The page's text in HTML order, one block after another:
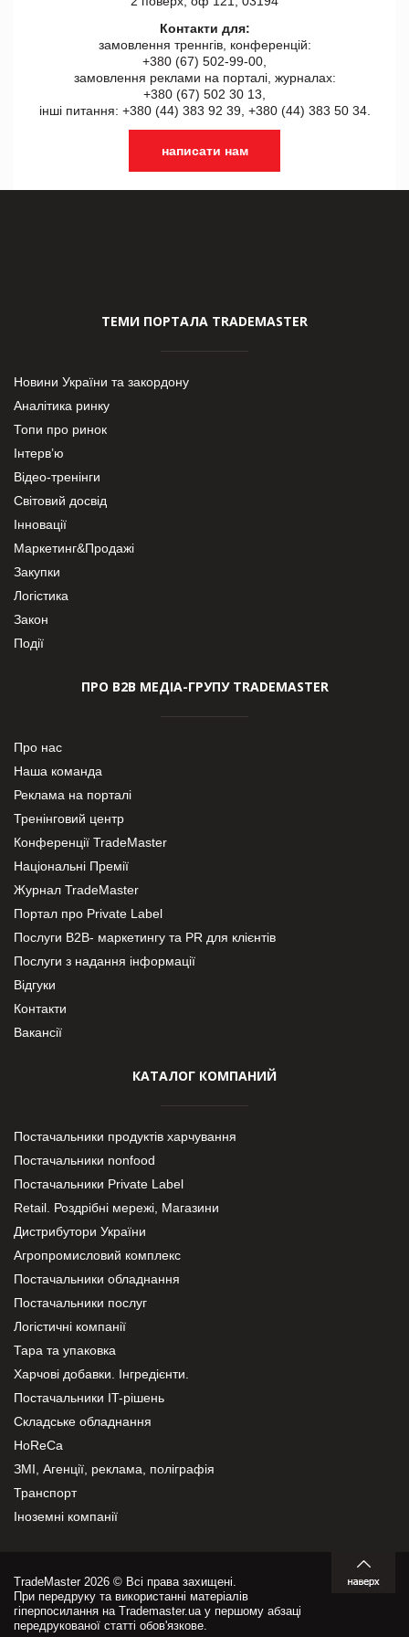
Контакти для:
замовлення треннгів, конференцій:
+380 (67) 502-99-00,
замовлення реклами на порталі, журналах:
+380 (67) 502 30 13,
інші питання: +380 (44) 383 92 39, +380 (44) 383 50 34.
написати нам
ТЕМИ ПОРТАЛА TRADEMASTER
Новини України та закордону
Аналітика ринку
Топи про ринок
Інтерв’ю
Відео-тренінги
Світовий досвід
Інновації
Маркетинг&Продажі
Закупки
Логістика
Закон
Події
ПРО В2В МЕДІА-ГРУПУ TRADEMASTER
Про нас
Наша команда
Реклама на порталі
Тренінговий центр
Конференції TradeMaster
Національні Премії
Журнал TradeMaster
Портал про Private Label
Послуги В2В- маркетингу та PR для клієнтів
Послуги з надання інформації
Відгуки
Контакти
Вакансії
КАТАЛОГ КОМПАНИЙ
Постачальники продуктів харчування
Постачальники nonfood
Постачальники Private Label
Retail. Роздрібні мережі, Магазини
Дистрибутори України
Агропромисловий комплекс
Постачальники обладнання
Постачальники послуг
Логістичні компанії
Тара та упаковка
Харчові добавки. Інгредієнти.
Постачальники IT-рішень
Складське обладнання
HoReCa
ЗМІ, Агенції, реклама, поліграфія
Транспорт
Іноземні компанії
TradeMaster 2026 © Всі права захищені.
При передруку та використанні матеріалів
гіперпосилання на Trademaster.ua у першому абзаці
передрукованої статті обов'язкове.